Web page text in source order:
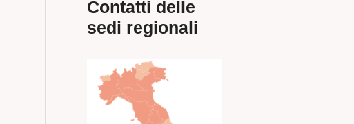
Contatti delle
sedi regionali